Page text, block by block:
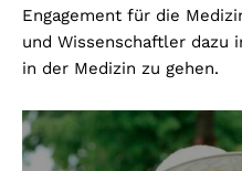
Engagement für die
und Wissenschaftler dazu
in der Medizin zu gehen.